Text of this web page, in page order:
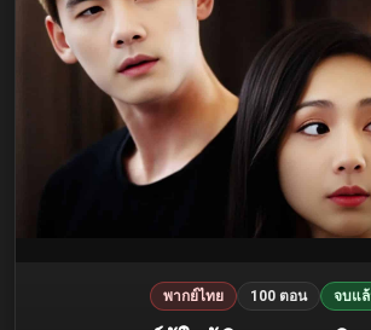
พากย์ไทย 100 ตอน จบแ